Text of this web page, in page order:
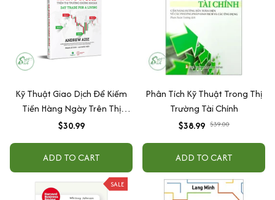
Kỹ Thuật Giao Dịch Để Kiếm
Tiền Hàng Ngày Trên Thị
Trường Chứng Khoán – Day
$30.99
ADD TO CART
Phân Tích Kỹ Thuật Trong Thị
Trường Tài Chính
$38.99 $39.00
ADD TO CART
SALE